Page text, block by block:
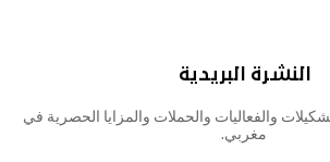
النشرة البريدية
والفعاليات والحملات والمزايا الحصرية في
مغربي.